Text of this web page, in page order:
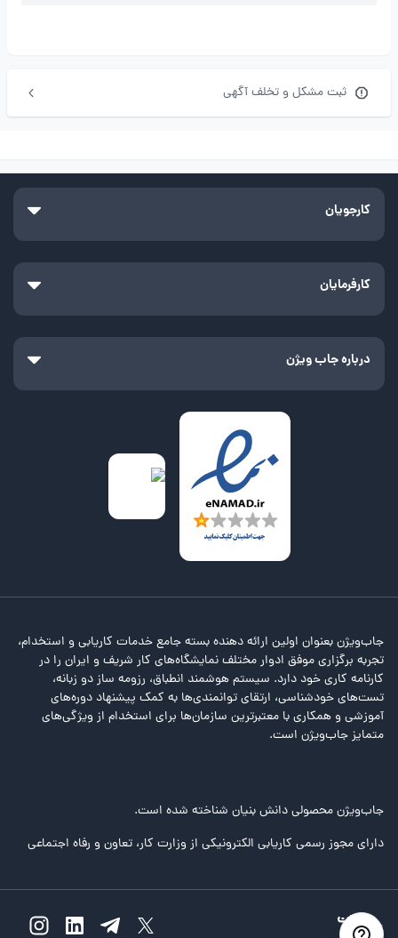
ثبت مشکل و تخلف آگهی
کارجویان
کارفرمایان
درباره جاب ویژن
جاب‌ویژن بعنوان اولین ارائه دهنده بسته جامع خدمات کاریابی و استخدام،
تجربه برگزاری موفق ادوار مختلف نمایشگاه‌های کار شریف و ایران را در
کارنامه کاری خود دارد. سیستم هوشمند انطباق، رزومه ساز دو زبانه،
تست‌های خودشناسی، ارتقای توانمندی‌ها به کمک پیشنهاد دوره‌های
آموزشی و همکاری با معتبرترین سازمان‌ها برای استخدام از ویژگی‌های
متمایز جاب‌ویژن است.
جاب‌ویژن محصولی دانش بنیان شناخته شده است.
دارای مجوز رسمی کاریابی الکترونیکی از وزارت کار، تعاون و رفاه اجتماعی